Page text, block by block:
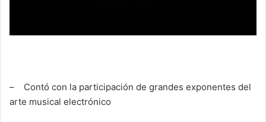
– Contó con la participación de grandes exponentes del
arte musical electrónico